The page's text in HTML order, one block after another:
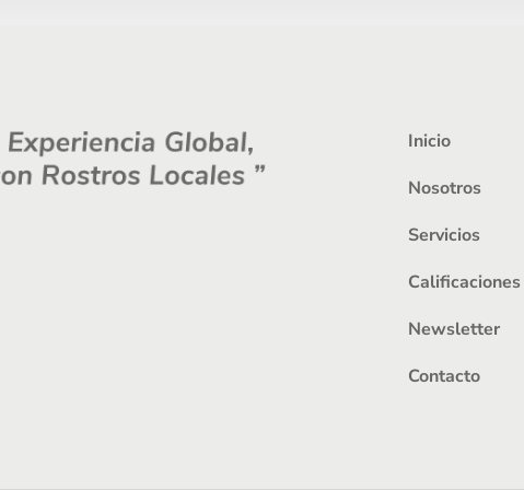
Inicio
Nosotros
Servicios
Calificaciones
Newsletter
Contacto